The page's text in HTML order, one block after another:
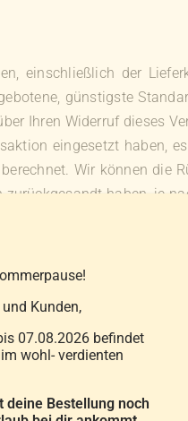
einschließlich der
günstigste
Ihren Widerruf dieses
eingesetzt haben,
Wir können die
haben, je
an dem Sie uns über
der Frist von vierzehn
aufkommen, wenn
zurückzuführen ist.
Kunden,
07.08.2026 befindet
wohl- verdienten
deine Bestellung noch